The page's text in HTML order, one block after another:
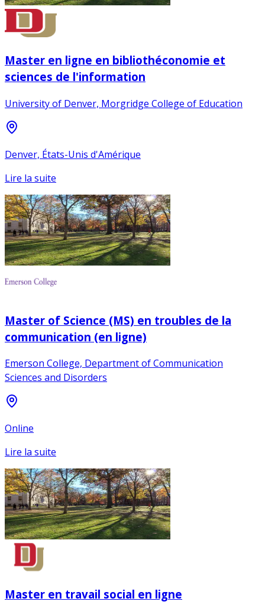
Master en ligne en bibliothéconomie et
sciences de l'information
University of Denver, Morgridge College of Education
Denver, États-Unis d'Amérique
Lire la suite
Master of Science (MS) en troubles de la
communication (en ligne)
Emerson College, Department of Communication
Sciences and Disorders
Online
Lire la suite
Master en travail social en ligne